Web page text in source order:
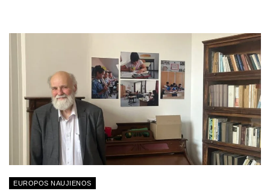
EUROPOS NAUJIENOS